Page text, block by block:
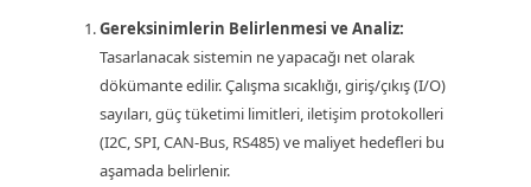
Gereksinimlerin Belirlenmesi ve Analiz:
Tasarlanacak sistemin ne yapacağı net olarak
dökümante edilir. Çalışma sıcaklığı, giriş/çıkış (I/O)
sayıları, güç tüketimi limitleri, iletişim protokolleri
(I2C, SPI, CAN-Bus, RS485) ve maliyet hedefleri bu
aşamada belirlenir.